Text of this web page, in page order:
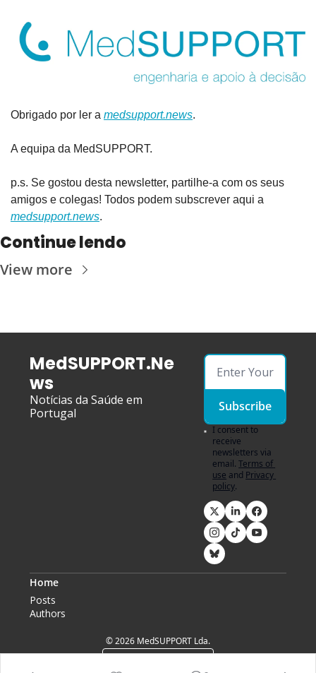
Obrigado por ler a medsupport.news.
A equipa da MedSUPPORT.
p.s. Se gostou desta newsletter, partilhe-a com os seus
medsupport.news.
Continue lendo
View more
MedSUPPORT.Ne
ws
Notícias da Saúde em
Portugal
Subscribe
I consent to
receive
newsletters via
email. Terms of
use and Privacy
policy.
Home
Posts
Authors
© 2026 MedSUPPORT Lda.